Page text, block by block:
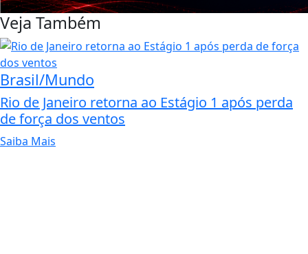
Veja Também
Brasil/Mundo
Rio de Janeiro retorna ao Estágio 1 após perda
de força dos ventos
Saiba Mais